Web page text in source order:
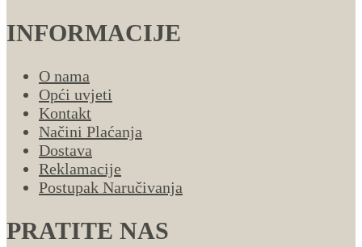
INFORMACIJE
O nama
Opći uvjeti
Kontakt
Načini Plaćanja
Dostava
Reklamacije
Postupak Naručivanja
PRATITE NAS